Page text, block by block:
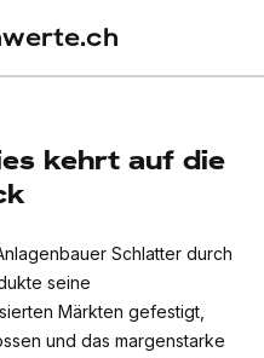
kehrt auf die
Schlatter durch
seine
Märkten gefestigt,
und das margenstarke